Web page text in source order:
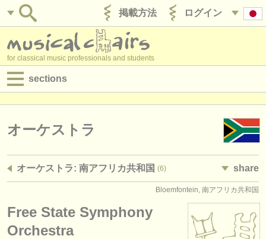
ログイン
掲載方法
for classical music professionals and students
sections
求人情報 (演奏関係の職)
求人情報 (管理者関連の職)
講習会
オーケストラ
オーケストラ: 南アフリカ共和国 (6) share
Bloemfontein, 南アフリカ共和国
Free State Symphony
Orchestra